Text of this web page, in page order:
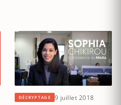
DÉCRYPTAGE 9 juillet 2018